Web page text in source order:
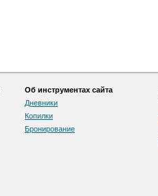
Об инструментах сайта
Дневники
Копилки
Бронирование